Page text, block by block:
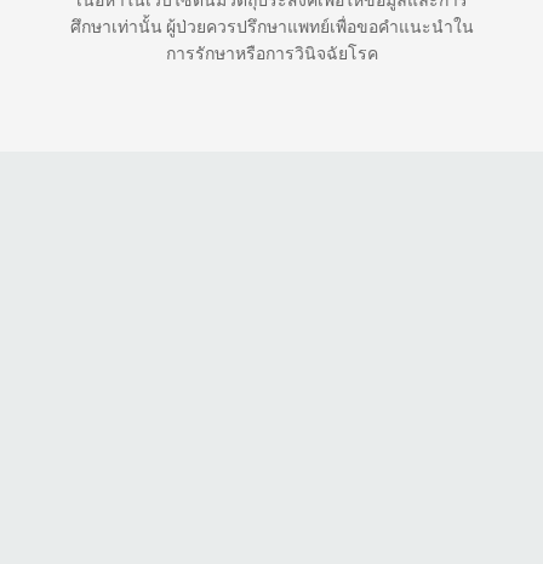
ศึกษาเท่านั้น ผู้ป่วยควรปรึกษาแพทย์เพื่อขอคำแนะนำใน
การรักษาหรือการวินิจฉัยโรค